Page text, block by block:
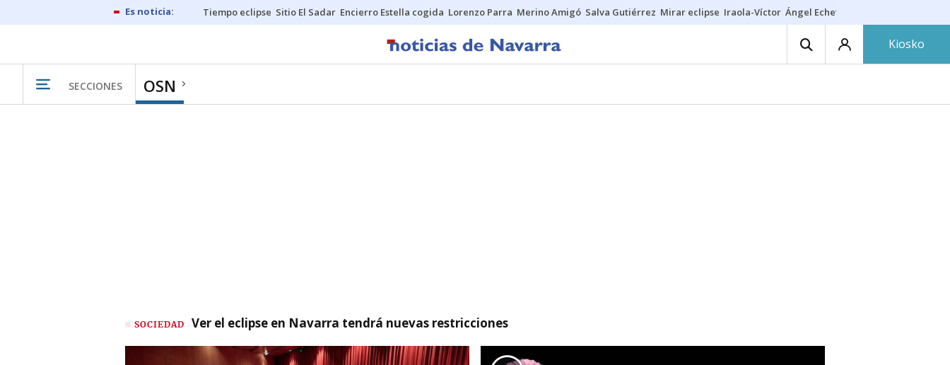
Tiempo eclipse Sitio El Sadar Encierro Estella cogida Lorenzo Parra Merino Amigó Salva Gutiérrez Mirar eclipse Iraola-Víctor Ángel Echeverría
Kiosko
SECCIONES OSN
SOCIEDAD Ver el eclipse en Navarra tendrá nuevas restricciones